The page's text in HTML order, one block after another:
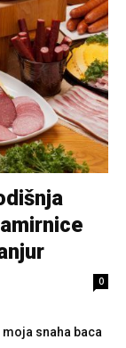
0
snaha baca